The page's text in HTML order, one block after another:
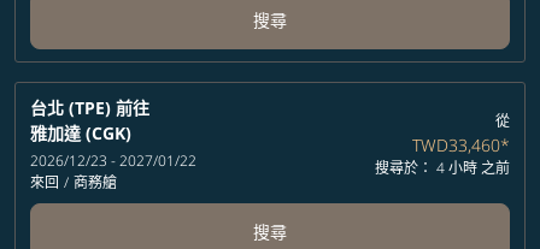
搜尋
台北 (TPE) 前往
雅加達 (CGK)
2026/12/23 - 2027/01/22
來回 / 商務艙
從
TWD33,460*
搜尋於： 4 小時 之前
搜尋